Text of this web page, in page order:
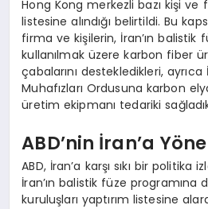
Hong Kong merkezli bazı kişi ve
listesine alındığı belirtildi. Bu
firma ve kişilerin, İran’ın balistik
kullanılmak üzere karbon fiber
çabalarını destekledikleri,
Muhafızları Ordusuna karbon
üretim ekipmanı tedariki
ABD’nin İran’a
ABD, İran’a karşı sıkı bir
İran’ın balistik füze programına
kuruluşları yaptırım listesine